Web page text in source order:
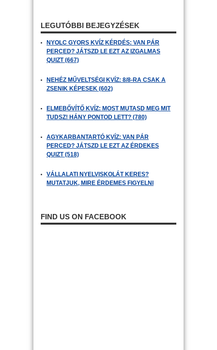
LEGUTÓBBI BEJEGYZÉSEK
NYOLC GYORS KVÍZ KÉRDÉS: VAN PÁR
PERCED? JÁTSZD LE EZT AZ IZGALMAS
QUIZT (667)
NEHÉZ MŰVELTSÉGI KVÍZ: 8/8-RA CSAK A
ZSENIK KÉPESEK (602)
ELMEBŐVÍTŐ KVÍZ: MOST MUTASD MEG MIT
TUDSZ! HÁNY PONTOD LETT? (780)
AGYKARBANTARTÓ KVÍZ: VAN PÁR
PERCED? JÁTSZD LE EZT AZ ÉRDEKES
QUIZT (518)
VÁLLALATI NYELVISKOLÁT KERES?
MUTATJUK, MIRE ÉRDEMES FIGYELNI
FIND US ON FACEBOOK